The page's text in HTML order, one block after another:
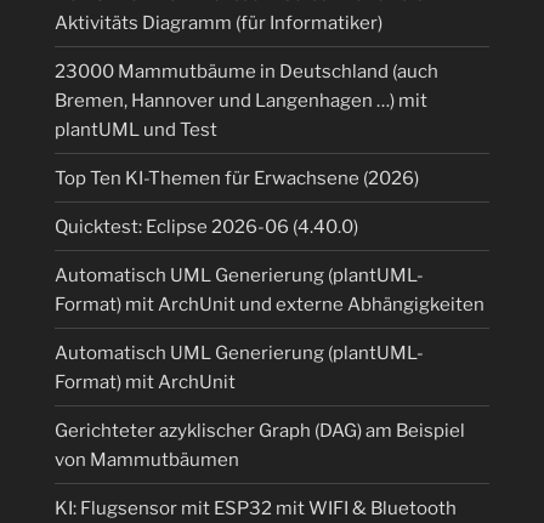
Aktivitäts Diagramm (für Informatiker)
23000 Mammutbäume in Deutschland (auch
Bremen, Hannover und Langenhagen …) mit
plantUML und Test
Top Ten KI-Themen für Erwachsene (2026)
Quicktest: Eclipse 2026-06 (4.40.0)
Automatisch UML Generierung (plantUML-
Format) mit ArchUnit und externe Abhängigkeiten
Automatisch UML Generierung (plantUML-
Format) mit ArchUnit
Gerichteter azyklischer Graph (DAG) am Beispiel
von Mammutbäumen
KI: Flugsensor mit ESP32 mit WIFI & Bluetooth